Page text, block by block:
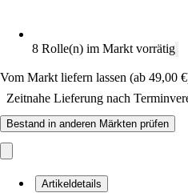
8 Rolle(n) im Markt vorrätig
Vom Markt liefern lassen (ab 49,00
Zeitnahe Lieferung nach
Bestand in anderen Märkten prüfen
Artikeldetails